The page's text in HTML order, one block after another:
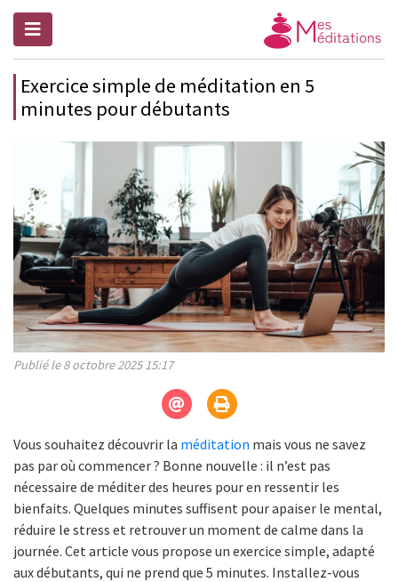
Exercice simple de méditation en 5
minutes pour débutants
Publié le 8 octobre 2025 15:17
Vous souhaitez découvrir la méditation mais vous ne savez
pas par où commencer ? Bonne nouvelle : il n’est pas
nécessaire de méditer des heures pour en ressentir les
bienfaits. Quelques minutes suffisent pour apaiser le mental,
réduire le stress et retrouver un moment de calme dans la
journée. Cet article vous propose un exercice simple, adapté
aux débutants, qui ne prend que 5 minutes. Installez-vous